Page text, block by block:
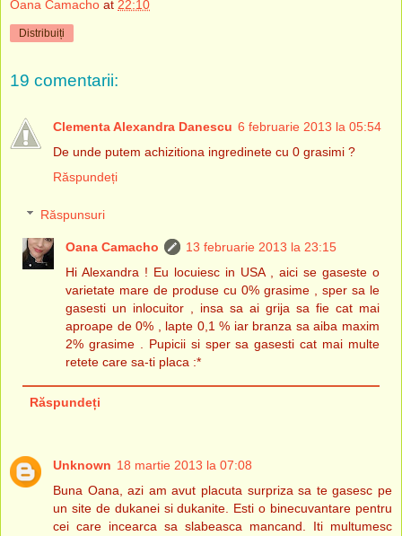
Oana Camacho at 22:10
Distribuiți
19 comentarii:
Clementa Alexandra Danescu 6 februarie 2013 la 05:54
De unde putem achizitiona ingredinete cu 0 grasimi ?
Răspundeți
Răspunsuri
Oana Camacho
13 februarie 2013 la 23:15
Hi Alexandra ! Eu locuiesc in USA , aici se gaseste o
varietate mare de produse cu 0% grasime , sper sa le
gasesti un inlocuitor , insa sa ai grija sa fie cat mai
aproape de 0% , lapte 0,1 % iar branza sa aiba maxim
2% grasime . Pupicii si sper sa gasesti cat mai multe
retete care sa-ti placa :*
Răspundeți
Unknown 18 martie 2013 la 07:08
Buna Oana, azi am avut placuta surpriza sa te gasesc pe
un site de dukanei si dukanite. Esti o binecuvantare pentru
cei care incearca sa slabeasca mancand. Iti multumesc